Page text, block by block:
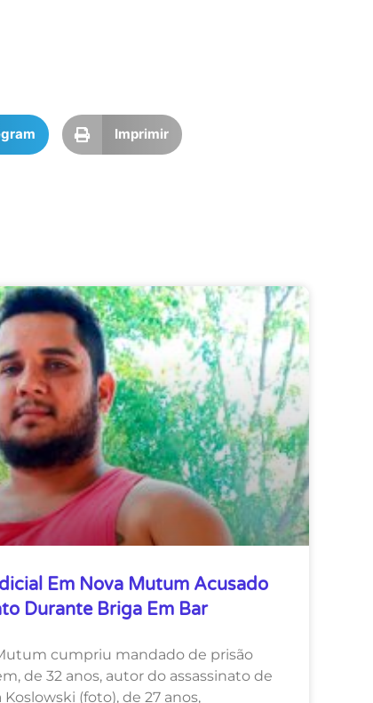
Imprimir
Em Nova Mutum Acusado
Durante Briga Em Bar
cumpriu mandado de prisão
de 32 anos, autor do assassinato de
(foto), de 27 anos,